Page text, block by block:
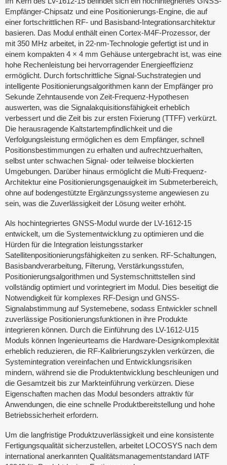
Empfänger-Chipsatz und eine Positionierungs-Engine, die auf
einer fortschrittlichen RF- und Basisband-Integrationsarchitektur
basieren. Das Modul enthält einen Cortex-M4F-Prozessor, der
mit 350 MHz arbeitet, in 22-nm-Technologie gefertigt ist und in
einem kompakten 4 × 4 mm Gehäuse untergebracht ist, was eine
hohe Rechenleistung bei hervorragender Energieeffizienz
ermöglicht. Durch fortschrittliche Signal-Suchstrategien und
intelligente Positionierungsalgorithmen kann der Empfänger pro
Sekunde Zehntausende von Zeit-Frequenz-Hypothesen
auswerten, was die Signalakquisitionsfähigkeit erheblich
verbessert und die Zeit bis zur ersten Fixierung (TTFF) verkürzt.
Die herausragende Kaltstartempfindlichkeit und die
Verfolgungsleistung ermöglichen es dem Empfänger, schnell
Positionsbestimmungen zu erhalten und aufrechtzuerhalten,
selbst unter schwachen Signal- oder teilweise blockierten
Umgebungen. Darüber hinaus ermöglicht die Multi-Frequenz-
Architektur eine Positionierungsgenauigkeit im Submeterbereich,
ohne auf bodengestützte Ergänzungssysteme angewiesen zu
sein, was die Zuverlässigkeit der Lösung weiter erhöht.
Als hochintegriertes GNSS-Modul wurde der LV-1612-15
entwickelt, um die Systementwicklung zu optimieren und die
Hürden für die Integration leistungsstarker
Satellitenpositionierungsfähigkeiten zu senken. RF-Schaltungen,
Basisbandverarbeitung, Filterung, Verstärkungsstufen,
Positionierungsalgorithmen und Systemschnittstellen sind
vollständig optimiert und vorintegriert im Modul. Dies beseitigt die
Notwendigkeit für komplexes RF-Design und GNSS-
Signalabstimmung auf Systemebene, sodass Entwickler schnell
zuverlässige Positionierungsfunktionen in ihre Produkte
integrieren können. Durch die Einführung des LV-1612-U15
Moduls können Ingenieurteams die Hardware-Designkomplexität
erheblich reduzieren, die RF-Kalibrierungszyklen verkürzen, die
Systemintegration vereinfachen und Entwicklungsrisiken
mindern, während sie die Produktentwicklung beschleunigen und
die Gesamtzeit bis zur Markteinführung verkürzen. Diese
Eigenschaften machen das Modul besonders attraktiv für
Anwendungen, die eine schnelle Produktbereitstellung und hohe
Betriebssicherheit erfordern.
Um die langfristige Produktzuverlässigkeit und eine konsistente
Fertigungsqualität sicherzustellen, arbeitet LOCOSYS nach dem
international anerkannten Qualitätsmanagementstandard IATF